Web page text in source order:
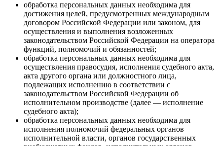
обработка персональных данных необходима для
достижения целей, предусмотренных международным
договором Российской Федерации или законом, для
осуществления и выполнения возложенных
законодательством Российской Федерации на оператора
функций, полномочий и обязанностей;
обработка персональных данных необходима для
осуществления правосудия, исполнения судебного акта,
акта другого органа или должностного лица,
подлежащих исполнению в соответствии с
законодательством Российской Федерации об
исполнительном производстве (далее — исполнение
судебного акта);
обработка персональных данных необходима для
исполнения полномочий федеральных органов
исполнительной власти, органов государственных